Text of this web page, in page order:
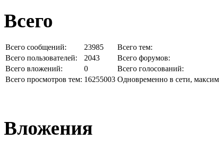
Всего
Всего сообщений: 23985
Всего тем:
Всего пользователей:
2043
Всего форумов:
Всего вложений:
0
Всего голосований:
Всего просмотров тем: 16255003 Одновременно в сети,
Вложения